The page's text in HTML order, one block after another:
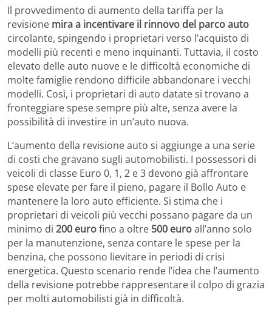
Il provvedimento di aumento della tariffa per la
revisione mira a incentivare il rinnovo del parco auto
circolante, spingendo i proprietari verso l’acquisto di
modelli più recenti e meno inquinanti. Tuttavia, il costo
elevato delle auto nuove e le difficoltà economiche di
molte famiglie rendono difficile abbandonare i vecchi
modelli. Così, i proprietari di auto datate si trovano a
fronteggiare spese sempre più alte, senza avere la
possibilità di investire in un’auto nuova.
L’aumento della revisione auto si aggiunge a una serie
di costi che gravano sugli automobilisti. I possessori di
veicoli di classe Euro 0, 1, 2 e 3 devono già affrontare
spese elevate per fare il pieno, pagare il Bollo Auto e
mantenere la loro auto efficiente. Si stima che i
proprietari di veicoli più vecchi possano pagare da un
minimo di 200 eurofino a oltre 500 euroall’anno solo
per la manutenzione, senza contare le spese per la
benzina, che possono lievitare in periodi di crisi
energetica. Questo scenario rende l’idea che l’aumento
della revisione potrebbe rappresentare il colpo di grazia
per molti automobilisti già in difficoltà.